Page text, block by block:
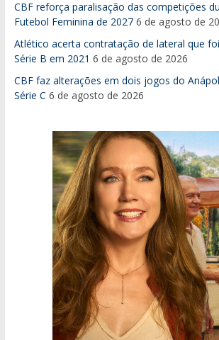
CBF reforça paralisação das competições
Futebol Feminina de 2027 6 de agosto de
Atlético acerta contratação de lateral que
Série B em 2021 6 de agosto de 2026
CBF faz alterações em dois jogos do
Série C 6 de agosto de 2026